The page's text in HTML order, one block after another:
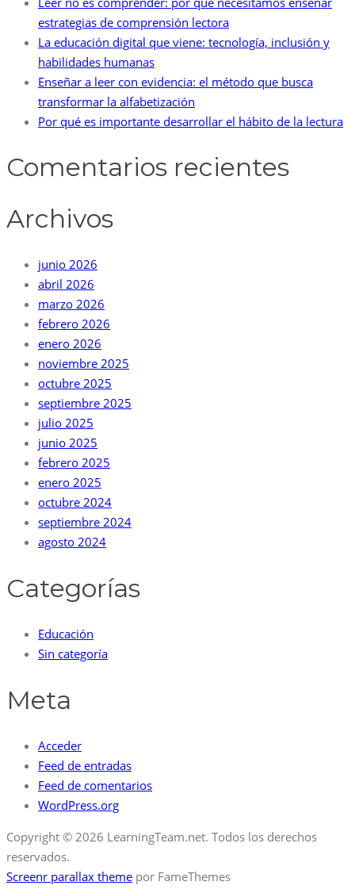
estrategias de comprensión lectora
La educación digital que viene: tecnología, inclusión y
habilidades humanas
Enseñar a leer con evidencia: el método que busca
transformar la alfabetización
Por qué es importante desarrollar el hábito de la lectura
Comentarios recientes
Archivos
junio 2026
abril 2026
marzo 2026
febrero 2026
enero 2026
noviembre 2025
octubre 2025
septiembre 2025
julio 2025
junio 2025
febrero 2025
enero 2025
octubre 2024
septiembre 2024
agosto 2024
Categorías
Educación
Sin categoría
Meta
Acceder
Feed de entradas
Feed de comentarios
WordPress.org
Copyright © 2026 LearningTeam.net. Todos los derechos
reservados.
Screenr parallax theme por FameThemes